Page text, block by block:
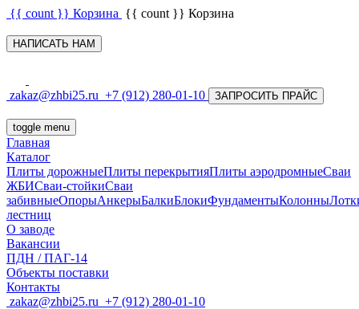
{{ count }} Корзина {{ count }} Корзина
НАПИСАТЬ НАМ
zakaz@zhbi25.ru +7 (912) 280-01-10 ЗАПРОСИТЬ ПРАЙС
toggle menu
Главная
Каталог
Плиты дорожныеПлиты перекрытияПлиты аэродромныеСваи
ЖБИСваи-стойкиСваи
забивныеОпорыАнкерыБалкиБлокиФундаментыКолонны
лестниц
О заводе
Вакансии
ПДН / ПАГ-14
Объекты поставки
Контакты
zakaz@zhbi25.ru +7 (912) 280-01-10